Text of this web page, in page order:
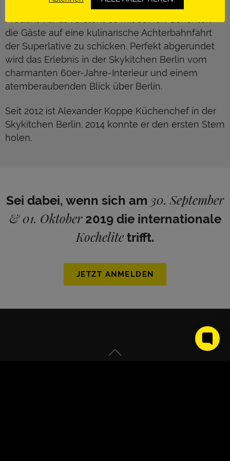
Portion Prenzlauer Berg. Der selbsternannte
Produkt-Fanat versteht es mit seinen Gerichten
die Gäste auf eine kulinarische Achterbahnfahrt
der Superlative zu schicken. Perfekt abgerundet
wird das Erlebnis in der Skykitchen Berlin vom
charmanten 60er-Jahre-Interieur und einem
atemberaubenden Blick über Berlin.
Seit 2012 ist Alexander Koppe Küchenchef in der
Skykitchen Berlin. 2014 konnte er den ersten Stern
holen.
Sei dabei, wenn sich am 30. September
& 01. Oktober2019 die internationale
Kochelite trifft.
JETZT ANMELDEN